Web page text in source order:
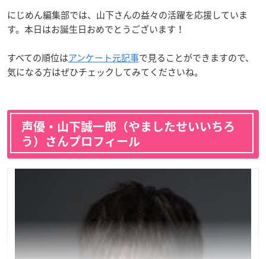
にじめん編集部では、山下さんの益々の活躍を応援していま
す。本日はお誕生日おめでとうございます！
すべての順位はアンケート元記事で見ることができますので、
気になる方はぜひチェックしてみてくださいね。
声優・山下誠一郎（やましたせいいちろ
う）さんプロフィール